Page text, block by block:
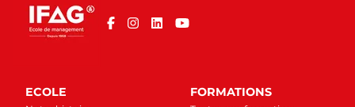
ECOLE FORMATIONS